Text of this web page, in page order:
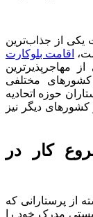
یکی از جذاب‌ترین
اقامت بلوکارت
مهاجرپذیرترین
کشورهای مختلفی
حوزه اتحادیه
کشورهای دیگر نیز
کار در
از پرستارانی که
مدرک خود را